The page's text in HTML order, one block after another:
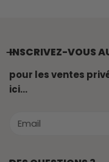
INSCRIVEZ-VOUS
pour les ventes
ici...